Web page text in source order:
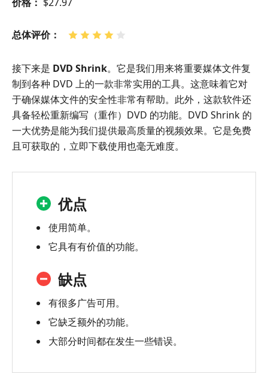
总体评价：
接下来是 DVD Shrink。它是我们用来将重要媒体文件复
制到各种 DVD 上的一款非常实用的工具。这意味着它对
于确保媒体文件的安全性非常有帮助。此外，这款软件还
具备轻松重新编写（重作）DVD 的功能。DVD Shrink 的
一大优势是能为我们提供最高质量的视频效果。它是免费
且可获取的，立即下载使用也毫无难度。
优点
使用简单。
它具有有价值的功能。
缺点
有很多广告可用。
它缺乏额外的功能。
大部分时间都在发生一些错误。